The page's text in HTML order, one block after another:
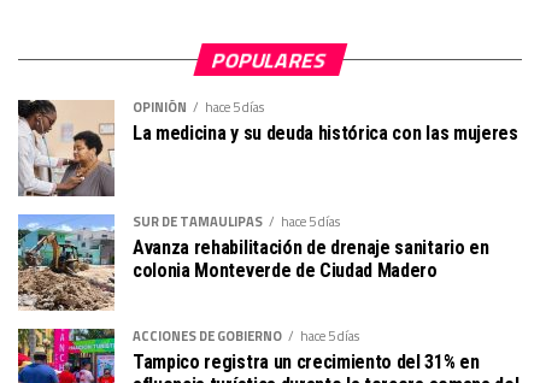
POPULARES
OPINIÓN hace 5 días
La medicina y su deuda histórica con las mujeres
SUR DE TAMAULIPAS hace 5 días
Avanza rehabilitación de drenaje sanitario en
colonia Monteverde de Ciudad Madero
ACCIONES DE GOBIERNO hace 5 días
Tampico registra un crecimiento del 31% en